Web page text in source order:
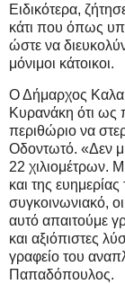
Ειδικότερα,
κάτι που όπως
ώστε να
μόνιμοι κάτοικοι.
Ο Δήμαρχος
Κυρανάκη ότι ως
περιθώριο να
Οδοντωτό. «Δεν
22 χιλιομέτρων.
και της
συγκοινωνιακό,
αυτό απαιτούμε
και αξιόπιστες
γραφείο του
Παπαδόπουλος.